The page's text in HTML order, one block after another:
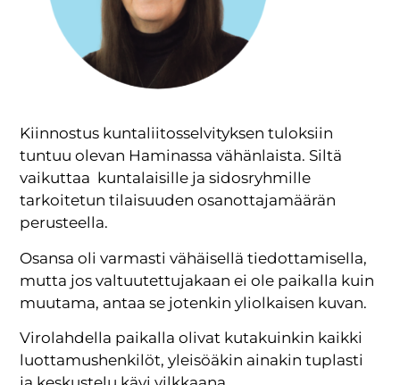
Kiinnostus kuntaliitosselvityksen tuloksiin
tuntuu olevan Haminassa vähänlaista. Siltä
vaikuttaa kuntalaisille ja sidosryhmille
tarkoitetun tilaisuuden osanottajamäärän
perusteella.
Osansa oli varmasti vähäisellä tiedottamisella,
mutta jos valtuutettujakaan ei ole paikalla kuin
muutama, antaa se jotenkin yliolkaisen kuvan.
Virolahdella paikalla olivat kutakuinkin kaikki
luottamushenkilöt, yleisöäkin ainakin tuplasti